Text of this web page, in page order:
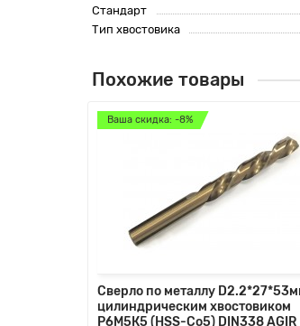
Стандарт
Тип хвостовика
Похожие товары
Ваша скидка: -8%
Сверло по металлу
цилиндрическим хвостовиком
Р6М5К5 (HSS-Co5) DIN338 AGIR